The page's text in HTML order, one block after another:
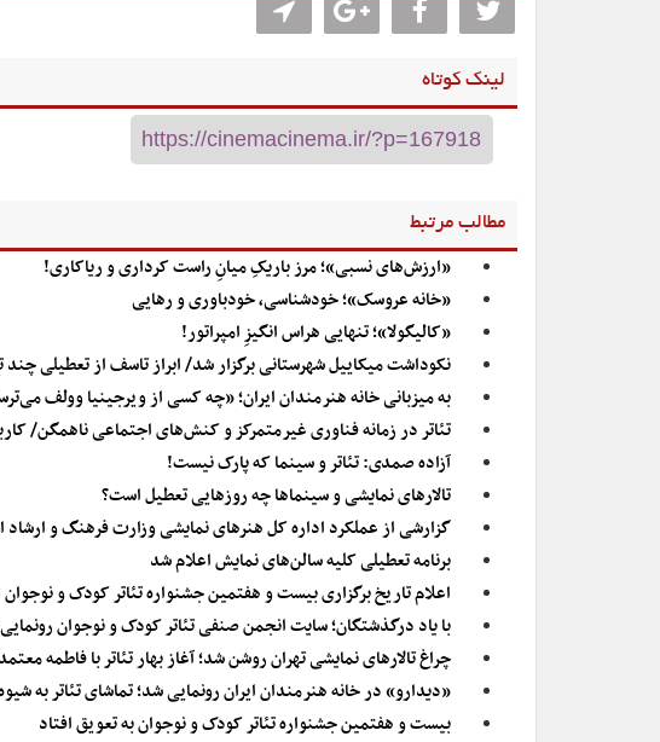
لینک کوتاه
مطالب مرتبط
«ارزش‌های نسبی»؛ مرز باریکِ میانِ راست کرداری و ریاکاری!
«خانه عروسک»؛ خودشناسی، خودباوری و رهایی
«کالیگولا»؛ تنهایی هراس انگیزِ امپراتور!
نکوداشت میکاییل شهرستانی برگزار شد/ ابراز تاسف از تعطیلی چند
به میزبانی خانه هنرمندان ایران؛ «چه کسی از ویرجینیا وولف
تئاتر در زمانه فناوری غیرمتمرکز و کنش‌های اجتماعی ناهمگن/
آزاده صمدی: تئاتر و سینما که پارک نیست!
تالارهای نمایشی و سینماها چه روزهایی تعطیل است؟
گزارشی از عملکرد اداره کل هنرهای نمایشی وزارت فرهنگ و ارشاد
برنامه تعطیلی کلیه سالن‌های نمایش اعلام شد
اعلام تاریخ برگزاری بیست و هفتمین جشنواره تئاتر کودک و
با یاد درگذشتگان؛ سایت انجمن صنفی تئاتر کودک و نوجوان
چراغ تالارهای نمایشی تهران روشن شد؛ آغاز بهار تئاتر با فاطمه
«دیدارو» در خانه هنرمندان ایران رونمایی شد؛ تماشای تئاتر
بیست و هفتمین جشنواره تئاتر کودک و نوجوان به تعویق افتاد